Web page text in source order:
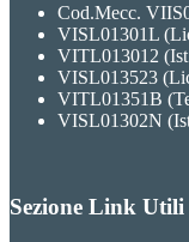
Cod.Mecc.
VISL01301L
VITL013012
VISL013523
VITL01351B
VISL01302N
Sezione Link Utili